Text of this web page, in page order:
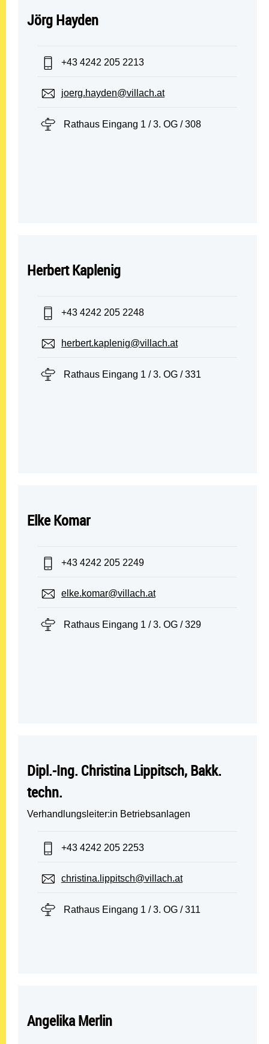
Jörg Hayden
Telefon:
+43 4242 205 2213
E-Mail:
joerg.hayden@villach.at
Standort:
Rathaus Eingang 1 / 3. OG / 308
Herbert Kaplenig
Telefon:
+43 4242 205 2248
E-Mail:
herbert.kaplenig@villach.at
Standort:
Rathaus Eingang 1 / 3. OG / 331
Elke Komar
Telefon:
+43 4242 205 2249
E-Mail:
elke.komar@villach.at
Standort:
Rathaus Eingang 1 / 3. OG / 329
Dipl.-Ing. Christina Lippitsch, Bakk.
techn.
Verhandlungsleiter:in Betriebsanlagen
Telefon:
+43 4242 205 2253
E-Mail:
christina.lippitsch@villach.at
Standort:
Rathaus Eingang 1 / 3. OG / 311
Angelika Merlin